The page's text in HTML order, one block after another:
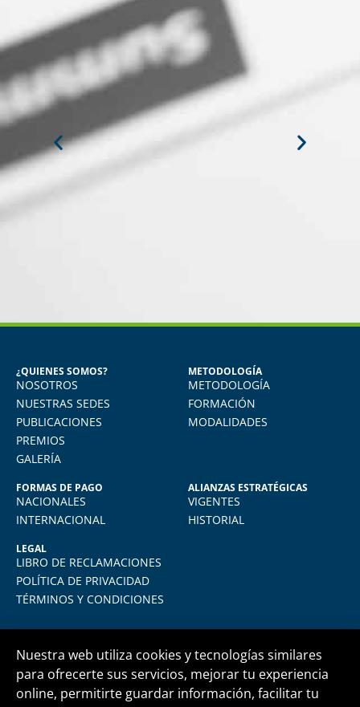
GÓNGORA
Vivo en Arequipa y llevé el diploma con
total comodidad desde mi casa. La
y muy amigable. La enseñanza virtual es
¿QUIENES SOMOS?
NOSOTROS
NUESTRAS SEDES
PUBLICACIONES
PREMIOS
GALERÍA
METODOLOGÍA
METODOLOGÍA
FORMACIÓN
MODALIDADES
FORMAS DE PAGO
NACIONALES
INTERNACIONAL
ALIANZAS ESTRATÉGICAS
VIGENTES
HISTORIAL
LEGAL
LIBRO DE RECLAMACIONES
POLÍTICA DE PRIVACIDAD
TÉRMINOS Y CONDICIONES
Central telefónica+51 1 500 6133
Nuestra web utiliza cookies y tecnologías similares
para ofrecerte sus servicios, mejorar tu experiencia
online, permitirte guardar información, facilitar tu